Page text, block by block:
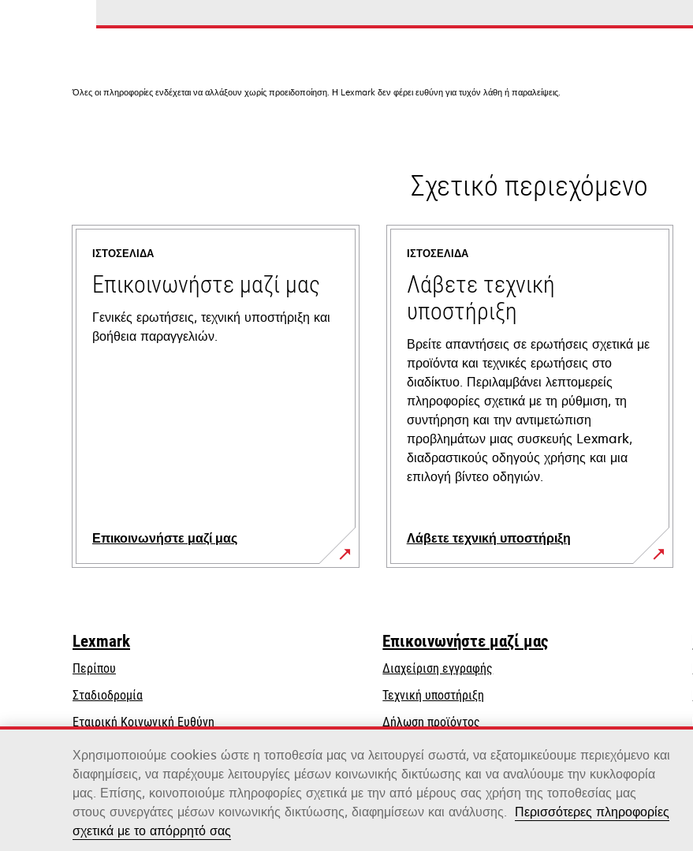
Όλες οι πληροφορίες ενδέχεται να αλλάξουν χωρίς προειδοποίηση. Η Lexmark δεν φέρει ευθύνη για τυχόν λάθη ή παραλείψεις.
Σχετικό περιεχόμενο
ΙΣΤΟΣΕΛΊΔΑ
Επικοινωνήστε μαζί μας
Γενικές ερωτήσεις, τεχνική υποστήριξη και
βοήθεια παραγγελιών.
Επικοινωνήστε μαζί μας
ΙΣΤΟΣΕΛΊΔΑ
Λάβετε τεχνική
υποστήριξη
Βρείτε απαντήσεις σε ερωτήσεις σχετικά με
προϊόντα και τεχνικές ερωτήσεις στο
διαδίκτυο. Περιλαμβάνει λεπτομερείς
πληροφορίες σχετικά με τη ρύθμιση, τη
συντήρηση και την αντιμετώπιση
προβλημάτων μιας συσκευής Lexmark,
διαδραστικούς οδηγούς χρήσης και μια
επιλογή βίντεο οδηγιών.
Λάβετε τεχνική υποστήριξη
opens
tab
Lexmark
Περίπου
Σταδιοδρομία
Εταιρική Κοινωνική Ευθύνη
a
new
tab
Βιωσιμότητα
Επικοινωνήστε μαζί μας
Διαχείριση εγγραφής
Τεχνική υποστήριξη
a
new
tab
Δήλωση προϊόντος
Βρείτε έναν αντιπρόσωπο
Κατάλογος χονδρεμπόρων
Lexmark International, Inc., μια εταιρεία της Xerox
©2026 Με την επιφύλαξη παντός δικαιώματος.
Χρησιμοποιούμε cookies ώστε η τοποθεσία μας να λειτουργεί σωστά, να εξατομικεύουμε περιεχόμενο και
διαφημίσεις, να παρέχουμε λειτουργίες μέσων κοινωνικής δικτύωσης και να αναλύουμε την κυκλοφορία
μας. Επίσης, κοινοποιούμε πληροφορίες σχετικά με την από μέρους σας χρήση της τοποθεσίας μας
στους συνεργάτες μέσων κοινωνικής δικτύωσης, διαφημίσεων και ανάλυσης. Περισσότερες πληροφορίες
σχετικά με το απόρρητό σας